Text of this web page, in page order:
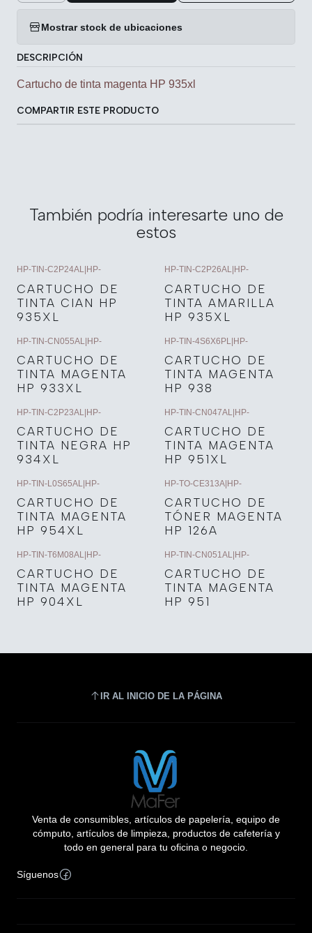
Mostrar stock de ubicaciones
DESCRIPCIÓN
Cartucho de tinta magenta HP 935xl
COMPARTIR ESTE PRODUCTO
También podría interesarte uno de
estos
HP-TIN-C2P24AL HP-
CARTUCHO DE
TINTA CIAN HP
935XL
HP-TIN-C2P26AL HP-
CARTUCHO DE
TINTA AMARILLA
HP 935XL
HP-TIN-CN055AL |HP-
CARTUCHO DE
TINTA MAGENTA
HP 933XL
HP-TIN-4S6X6PL |HP-
CARTUCHO DE
TINTA MAGENTA
HP 938
HP-TIN-C2P23AL|HP-
CARTUCHO DE
TINTA NEGRA HP
934XL
HP-TIN-CN047AL|HP-
CARTUCHO DE
TINTA MAGENTA
HP 951XL
HP-TIN-L0S65AL HP-
CARTUCHO DE
TINTA MAGENTA
HP 954XL
HP-TO-CE313A HP-
CARTUCHO DE
TÓNER MAGENTA
HP 126A
HP-TIN-T6M08AL HP-
CARTUCHO DE
TINTA MAGENTA
HP 904XL
HP-TIN-CN051AL HP-
CARTUCHO DE
TINTA MAGENTA
HP 951
IR AL INICIO DE LA PÁGINA
Venta de consumibles, artículos de papelería, equipo de
cómputo, artículos de limpieza, productos de cafetería y
todo en general para tu oficina o negocio.
Síguenos